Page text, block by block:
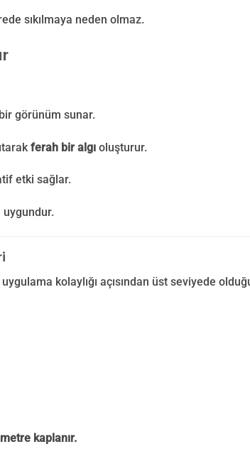
sıkılmaya neden olmaz.
görünüm sunar.
ferah bir algıoluşturur.
etki sağlar.
kolaylığı açısından üst seviyede
kaplanır.